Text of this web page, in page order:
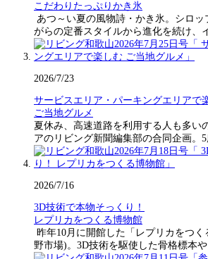
こだわりたっぷりかき氷
あつ～い夏の風物詩・かき氷。シロッ
がらの定番スタイルから進化を続け、
2026/7/23
サービスエリア・パーキングエリアで
ご当地グルメ
夏休み、高速道路を利用する人も多い
アのリビング新聞編集部の合同企画。
2026/7/16
3D技術で本物そっくり！
レプリカをつくる博物館
昨年10月に開館した「レプリカをつ
野市場)。3D技術を駆使した骨格標本